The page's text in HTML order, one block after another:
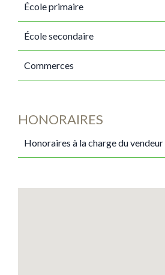
École primaire
École secondaire
Commerces
HONORAIRES
Honoraires à la charge du vendeur